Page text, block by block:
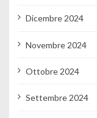
Dicembre 2024
Novembre 2024
Ottobre 2024
Settembre 2024